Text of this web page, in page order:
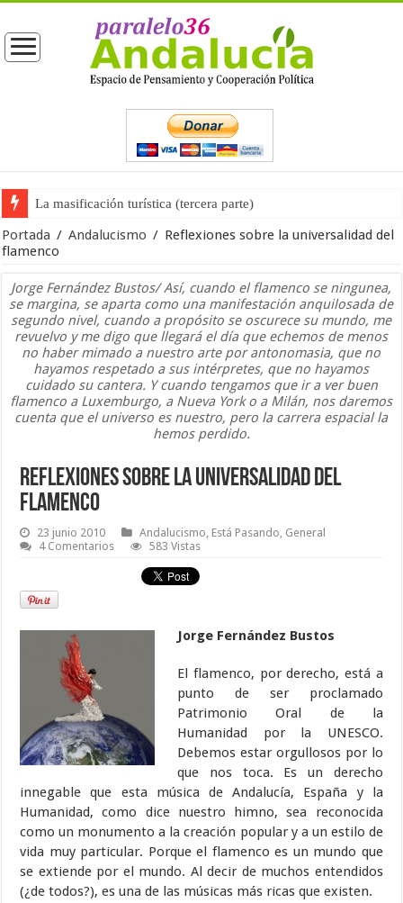
La masificación turística (tercera parte)
La opinión pública ante las próximas elecciones generales
Portada / Andalucismo / Reflexiones sobre la universalidad del
flamenco
Jorge Fernández Bustos/ Así, cuando el flamenco se ningunea,
se margina, se aparta como una manifestación anquilosada de
segundo nivel, cuando a propósito se oscurece su mundo, me
revuelvo y me digo que llegará el día que echemos de menos
no haber mimado a nuestro arte por antonomasia, que no
hayamos respetado a sus intérpretes, que no hayamos
cuidado su cantera. Y cuando tengamos que ir a ver buen
flamenco a Luxemburgo, a Nueva York o a Milán, nos daremos
cuenta que el universo es nuestro, pero la carrera espacial la
hemos perdido.
Reflexiones sobre la universalidad del
flamenco
23 junio 2010 Andalucismo, Está Pasando, General
4 Comentarios
583 Vistas
Jorge Fernández Bustos
El flamenco, por derecho, está a
punto de ser proclamado
Patrimonio Oral de la
Humanidad por la UNESCO.
Debemos estar orgullosos por lo
que nos toca. Es un derecho
innegable que esta música de Andalucía, España y la
Humanidad, como dice nuestro himno, sea reconocida
como un monumento a la creación popular y a un estilo de
vida muy particular. Porque el flamenco es un mundo que
se extiende por el mundo. Al decir de muchos entendidos
(¿de todos?), es una de las músicas más ricas que existen.